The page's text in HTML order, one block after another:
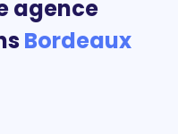
agence
Bordeaux